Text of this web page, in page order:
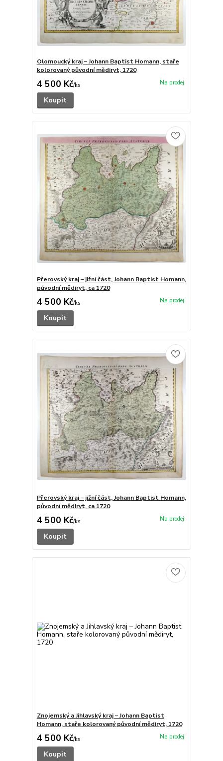
Olomoucký kraj – Johann Baptist Homann, staře
kolorovaný původní mědiryt, 1720
4 500 Kč/ks
Koupit
Přerovský kraj – jižní část, Johann Baptist Homann,
původní mědiryt, ca 1720
4 500 Kč/ks
Koupit
Přerovský kraj – jižní část, Johann Baptist Homann,
původní mědiryt, ca 1720
4 500 Kč/ks
Koupit
Znojemský a Jihlavský kraj – Johann Baptist
Homann, staře kolorovaný původní mědiryt, 1720
4 500 Kč/ks
Koupit